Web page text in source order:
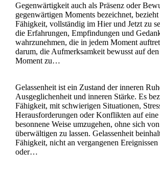
Gegenwärtigkeit auch als Präsenz oder
gegenwärtigen Moments bezeichnet,
Fähigkeit, vollständig im Hier und Jetzt zu
die Erfahrungen, Empfindungen und
wahrzunehmen, die in jedem Moment
darum, die Aufmerksamkeit bewusst auf
Moment zu…
Gelassenheit ist ein Zustand der inneren
Ausgeglichenheit und inneren Stärke. Es
Fähigkeit, mit schwierigen Situationen,
Herausforderungen oder Konflikten auf
besonnene Weise umzugehen, ohne sich
überwältigen zu lassen. Gelassenheit
Fähigkeit, nicht an vergangenen Ereignissen
oder…